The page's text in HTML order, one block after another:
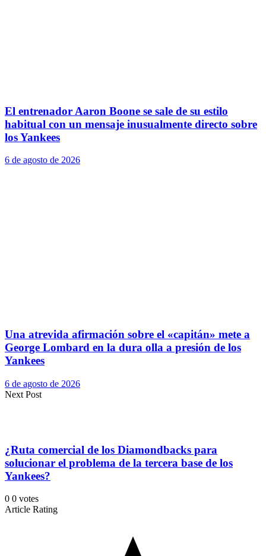
El entrenador Aaron Boone se sale de su estilo
habitual con un mensaje inusualmente directo sobre
los Yankees
6 de agosto de 2026
Una atrevida afirmación sobre el «capitán» mete a
George Lombard en la dura olla a presión de los
Yankees
6 de agosto de 2026
Next Post
¿Ruta comercial de los Diamondbacks para
solucionar el problema de la tercera base de los
Yankees?
0 0 votes
Article Rating